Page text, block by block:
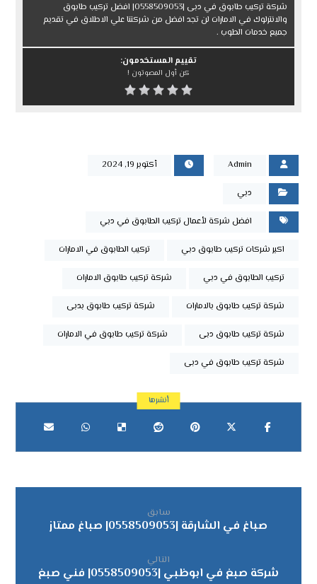
شركة تركيب طابوق في دبى |0558509053| افضل تركيب طابوق
والانترلوك في الامارات لن تجد افضل من شركتنا علي الاطلاق في تقديم
جميع خدمات الطوب .
تقييم المستخدمون:
كن أول المصوتون !
Admin أكتوبر 19, 2024
دبي
افضل شركة لأعمال تركيب الطابوق في دبي
اكبر شركات تركيب طابوق دبي تركيب الطابوق في الامارات
تركيب الطابوق في دبي شركة تركيب طابوق الامارات
شركة تركيب طابوق بالامارات شركة تركيب طابوق بدبى
شركة تركيب طابوق دبى شركة تركيب طابوق في الامارات
شركة تركيب طابوق في دبى
سابق
صباغ في الشارقة |0558509053| صباغ ممتاز
التالي
شركة صبغ في ابوظبي |0558509053| فني صبغ